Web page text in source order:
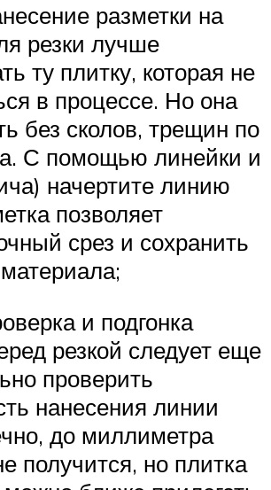
разметки на
резки лучше
ту плитку, которая не
в процессе. Но она
без сколов, трещин по
С помощью линейки и
начертите линию
позволяет
срез и сохранить
и подгонка
резкой следует еще
проверить
нанесения линии
до миллиметра
получится, но плитка